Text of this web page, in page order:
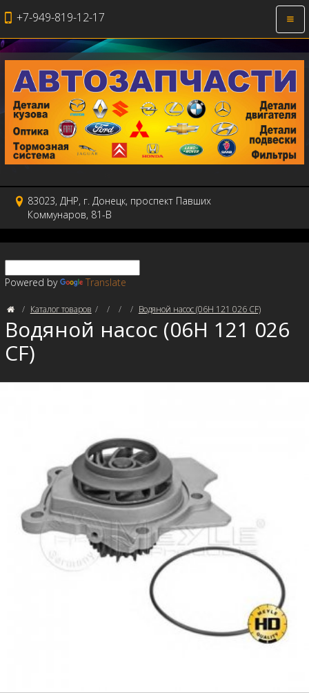
+7-949-819-12-17
83023, ДНР, г. Донецк, проспект Павших
Коммунаров, 81-В
Powered by Translate
Каталог товаров Водяной насос (06H 121 026 CF)
Водяной насос (06H 121 026
CF)